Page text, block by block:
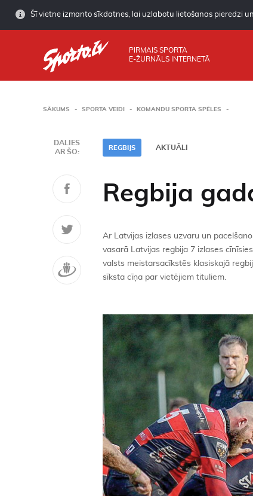
Šī vietne izmanto sīkdatnes, lai uzlabotu lietošanas pieredzi
PIRMAIS SPORTA
E-ŽURNĀLS INTERNETĀ
SĀKUMS SPORTA VEIDI KOMANDU SPORTA SPĒLES
DALIES
AR ŠO:
REGBIJS AKTUĀLI
Regbija
Ar Latvijas izlases uzvaru un
vasarā Latvijas regbija 7 izlases
valsts meistarsacīkstēs klasiskajā
sīksta cīņa par vietējiem tituliem.